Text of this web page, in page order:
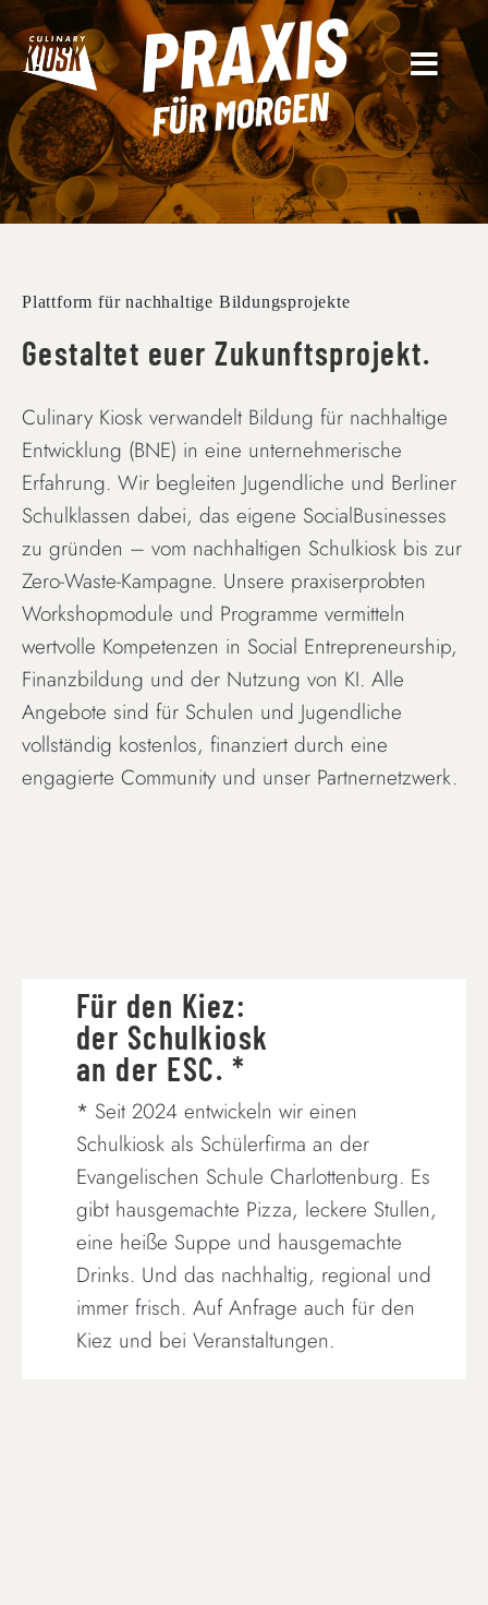
Skip
to
content
PRAXIS
FÜR MORGEN
Plattform für nachhaltige Bildungsprojekte
Gestaltet euer Zukunftsprojekt.
Culinary Kiosk verwandelt Bildung für nachhaltige
Entwicklung (BNE) in eine unternehmerische
Erfahrung. Wir begleiten Jugendliche und Berliner
Schulklassen dabei, das eigene SocialBusinesses
zu gründen – vom nachhaltigen Schulkiosk bis zur
Zero-Waste-Kampagne. Unsere praxiserprobten
Workshopmodule und Programme vermitteln
wertvolle Kompetenzen in Social Entrepreneurship,
Finanzbildung und der Nutzung von KI. Alle
Angebote sind für Schulen und Jugendliche
vollständig kostenlos, finanziert durch eine
engagierte Community und unser Partnernetzwerk.
Für den Kiez:
der Schulkiosk
an der ESC. *
* Seit 2024 entwickeln wir einen
Schulkiosk als Schülerfirma an der
Evangelischen Schule Charlottenburg. Es
gibt hausgemachte Pizza, leckere Stullen,
eine heiße Suppe und hausgemachte
Drinks. Und das nachhaltig, regional und
immer frisch. Auf Anfrage auch für den
Kiez und bei Veranstaltungen.